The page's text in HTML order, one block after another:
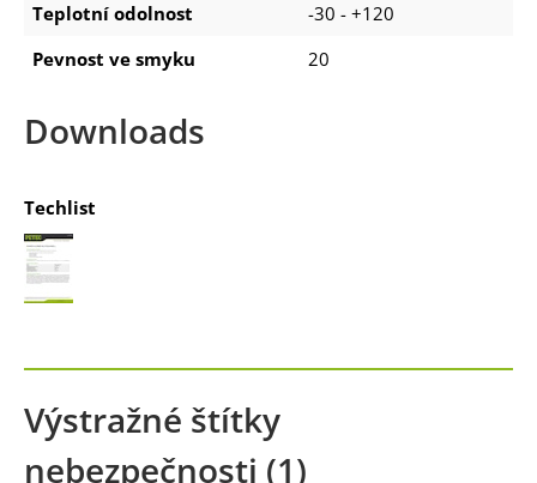
Teplotní odolnost
-30 - +120
Pevnost ve smyku
20
Downloads
Techlist
Výstražné štítky
nebezpečnosti (1)